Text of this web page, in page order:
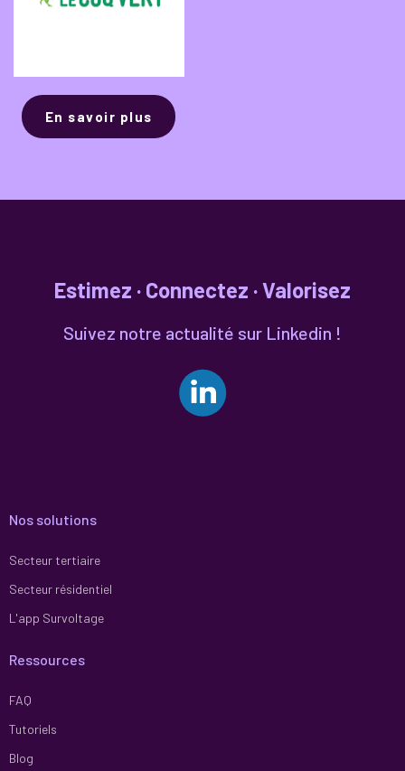
En savoir plus
Estimez · Connectez · Valorisez
Suivez notre actualité sur Linkedin !
Nos solutions
Secteur tertiaire
Secteur résidentiel
L'app Survoltage
Ressources
FAQ
Tutoriels
Blog